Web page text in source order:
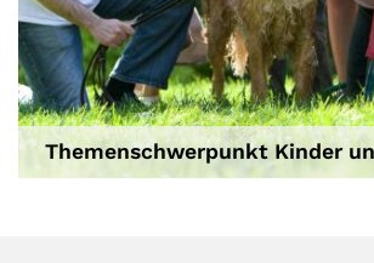
Themenschwerpunkt Kinder